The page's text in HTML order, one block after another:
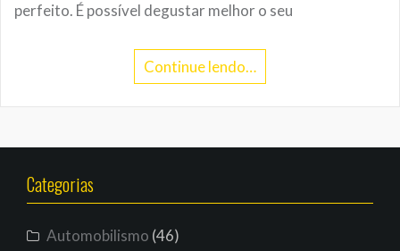
perfeito. É possível degustar melhor o seu
Continue lendo…
Categorias
Automobilismo (46)